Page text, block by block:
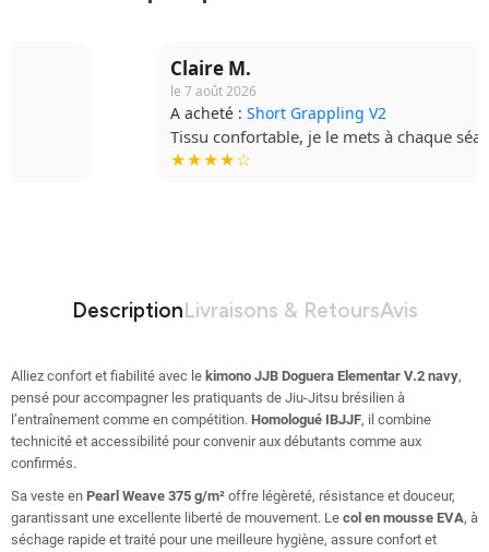
Short Grappling V2
Tissu confortable, je le mets à chaque séance.
DescriptionLivraisons & RetoursAvis
Alliez confort et fiabilité avec le kimono JJB Doguera Elementar V.2 navy,
pensé pour accompagner les pratiquants de Jiu-Jitsu brésilien à
l’entraînement comme en compétition. Homologué IBJJF, il combine
technicité et accessibilité pour convenir aux débutants comme aux
confirmés.
Sa veste en Pearl Weave 375 g/m² offre légèreté, résistance et douceur,
garantissant une excellente liberté de mouvement. Le col en mousse EVA, à
séchage rapide et traité pour une meilleure hygiène, assure confort et